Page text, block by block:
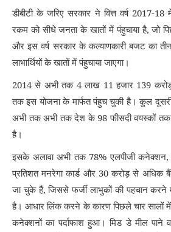
डीबीटी के जरिए सरकार ने वित्त वर्ष 2017-
रकम को सीधे जनता के खातों में पंहुचाया है,जो
और इस वर्ष सरकार के कल्याणकारी बजट का
लाभार्थियों के खातों में पंहुचाया जाएगा।
2014 से अभी तक 4 लाख 11 हजार 139
तक इस योजना के मार्फत पंहुच चुकी है। कुल
अभी तक अभी तक देश के 98 फीसदी वयस्कों तक
है।
इसके अलावा अभी तक 78% एलपीजी कनेक्शन,
प्रतिशत मनरेगा कार्ड और 30 करोड़ से
जा चुके हैं,जिससे फर्जी लाभुकों की पहचान करने
है। आधार लिंक करने के कारण पिछले चार सालों
कनेक्शनों का पर्दाफाश हुआ। मिड डे मील पाने